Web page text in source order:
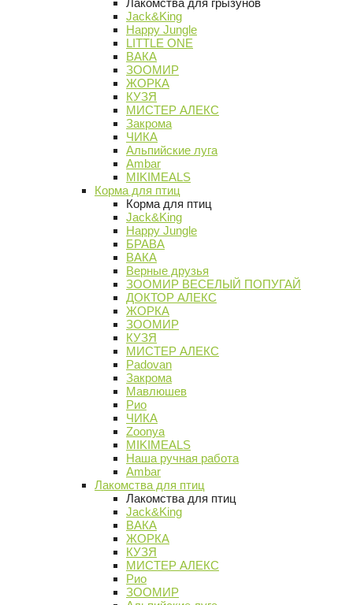
Лакомства для грызунов
Jack&King
Happy Jungle
LITTLE ONE
ВАКА
ЗООМИР
ЖОРКА
КУЗЯ
МИСТЕР АЛЕКС
Закрома
ЧИКА
Альпийские луга
Ambar
MIKIMEALS
Корма для птиц
Корма для птиц
Jack&King
Happy Jungle
БРАВА
ВАКА
Верные друзья
ЗООМИР ВЕСЕЛЫЙ ПОПУГАЙ
ДОКТОР АЛЕКС
ЖОРКА
ЗООМИР
КУЗЯ
МИСТЕР АЛЕКС
Padovan
Закрома
Мавлюшев
Рио
ЧИКА
Zoonya
MIKIMEALS
Наша ручная работа
Ambar
Лакомства для птиц
Лакомства для птиц
Jack&King
ВАКА
ЖОРКА
КУЗЯ
МИСТЕР АЛЕКС
Рио
ЗООМИР